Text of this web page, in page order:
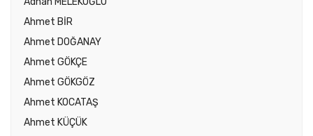
Ahmet BİR
Ahmet DOĞANAY
Ahmet GÖKÇE
Ahmet GÖKGÖZ
Ahmet KOCATAŞ
Ahmet KÜÇÜK